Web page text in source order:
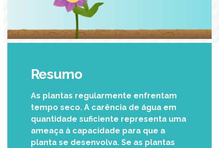
Resumo
As plantas regularmente enfrentam
tempo seco. A carência de água em
quantidade suficiente representa uma
ameaça à capacidade para que a
planta se desenvolva. Se as plantas